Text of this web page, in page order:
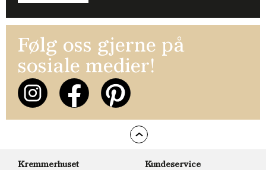
Følg oss gjerne på
sosiale medier!
Kremmerhuset
Kundeservice